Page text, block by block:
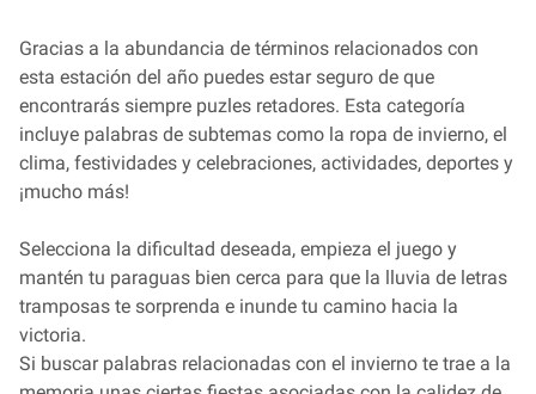
Gracias a la abundancia de términos relacionados con
esta estación del año puedes estar seguro de que
encontrarás siempre puzles retadores. Esta categoría
incluye palabras de subtemas como la ropa de invierno, el
clima, festividades y celebraciones, actividades, deportes y
¡mucho más!
Selecciona la dificultad deseada, empieza el juego y
mantén tu paraguas bien cerca para que la lluvia de letras
tramposas te sorprenda e inunde tu camino hacia la
victoria.
Si buscar palabras relacionadas con el invierno te trae a la